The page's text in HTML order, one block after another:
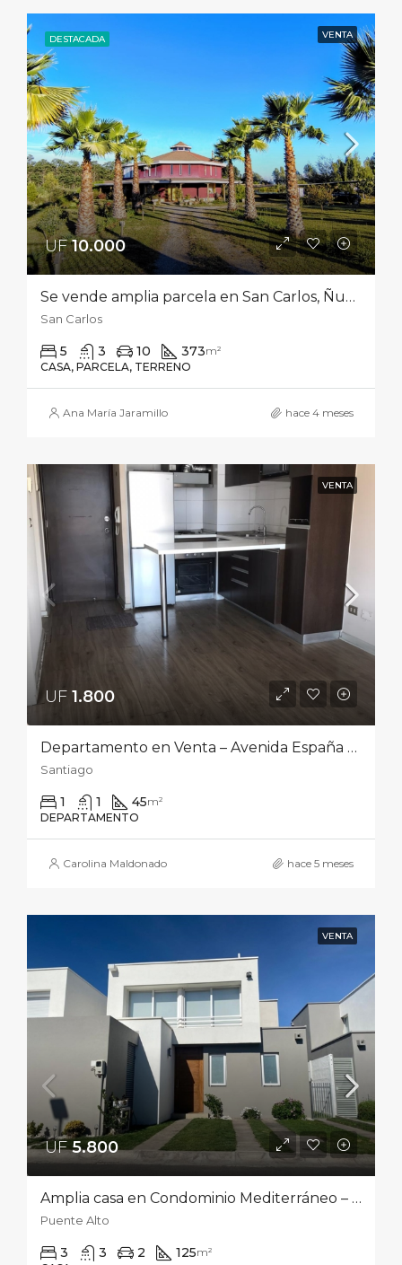
DESTACADA VENTA
UF10.000‎
Se vende amplia parcela en San Carlos, Ñuble, de 15.000 m² con sólida y luminosa casa de 350 m² construidos
San Carlos
5 3 10 373m²
CASA, PARCELA, TERRENO
Ana María Jaramillo hace 4 meses
VENTA
UF 1.800‎
Departamento en Venta – Avenida España 445
Santiago
1 1 45m²
DEPARTAMENTO
Carolina Maldonado hace 5 meses
VENTA
UF5.800‎
Amplia casa en Condominio Mediterráneo – Puente Alto
Puente Alto
3 3 2 125m²